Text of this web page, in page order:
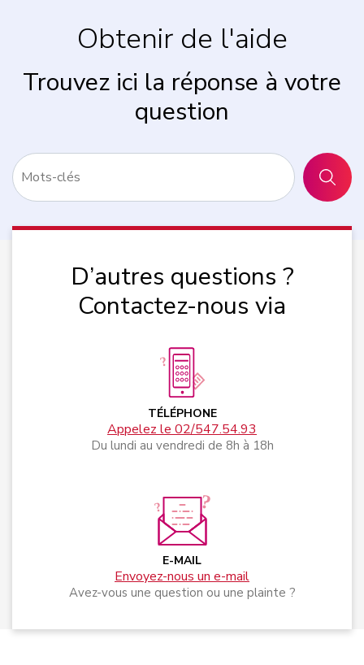
Obtenir de l'aide
Trouvez ici la réponse à votre
question
D’autres questions ?
Contactez-nous via
TÉLÉPHONE
Appelez le 02/547.54.93
Du lundi au vendredi de 8h à 18h
E-MAIL
Envoyez-nous un e-mail
Avez-vous une question ou une plainte ?